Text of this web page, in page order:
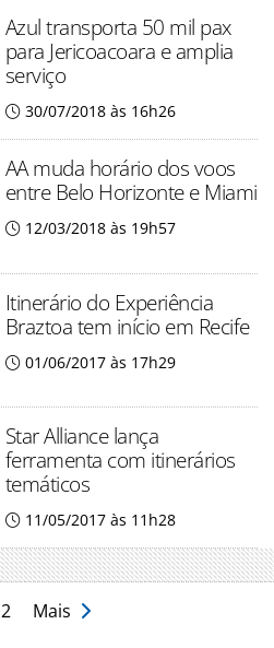
Azul transporta 50 mil pax
para Jericoacoara e amplia
serviço
30/07/2018 às 16h26
AA muda horário dos voos
entre Belo Horizonte e Miami
12/03/2018 às 19h57
Itinerário do Experiência
Braztoa tem início em Recife
01/06/2017 às 17h29
Star Alliance lança
ferramenta com itinerários
temáticos
11/05/2017 às 11h28
2 Mais